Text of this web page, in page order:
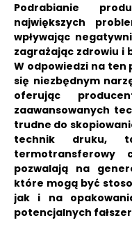
Podrabianie
największych
wpływając
zagrażając zdrowiu i
W odpowiedzi na
się niezbędnym
oferując
zaawansowanych
trudne do
technik druku,
termotransferowy
pozwalają na
które mogą być
jak i na
potencjalnych